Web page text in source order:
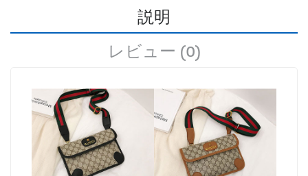
説明
レビュー (0)